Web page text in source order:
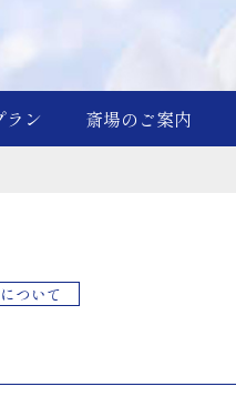
ラン 斎場のご案内
ついて